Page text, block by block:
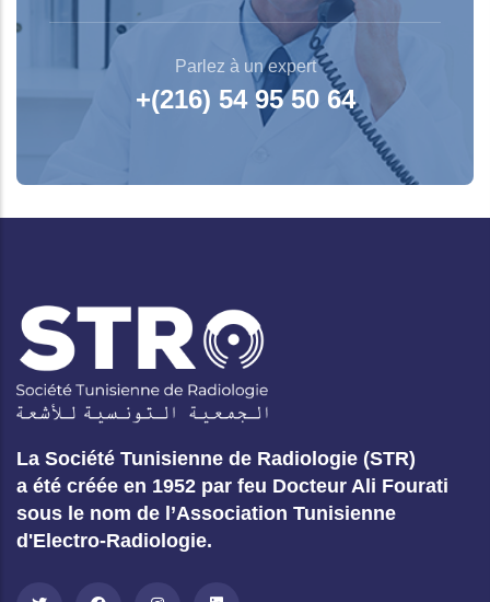
Parlez à un expert
+(216) 54 95 50 64
La Société Tunisienne de Radiologie (STR)
a été créée en 1952 par feu Docteur Ali Fourati
sous le nom de l’Association Tunisienne
d'Electro-Radiologie.